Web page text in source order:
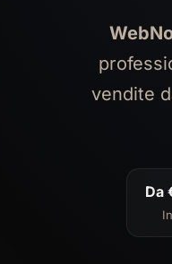
vendite
Da